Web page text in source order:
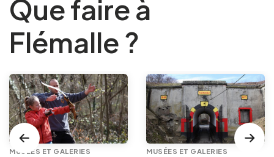
Que faire à
Flémalle ?
MUSÉES ET GALERIES MUSÉES ET GALERIES